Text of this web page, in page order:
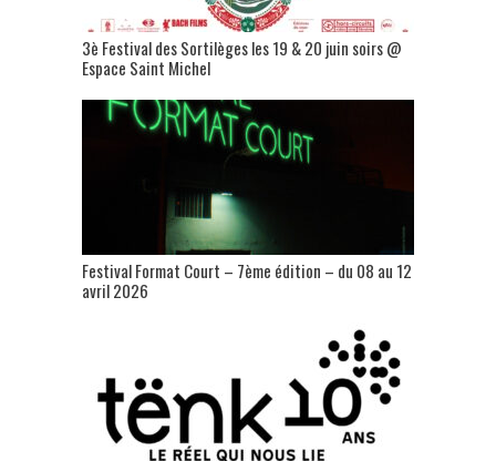
3è Festival des Sortilèges les 19 & 20 juin soirs @
Espace Saint Michel
Festival Format Court – 7ème édition – du 08 au 12
avril 2026